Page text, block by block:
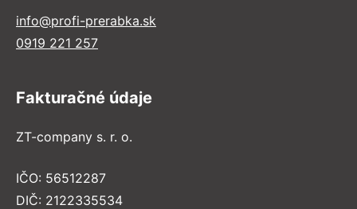
info@profi-prerabka.sk
0919 221 257
Fakturačné údaje
ZT-company s. r. o.
IČO: 56512287
DIČ: 2122335534